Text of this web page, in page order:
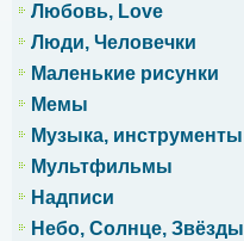
Любовь, Love
Люди, Человечки
Маленькие рисунки
Мемы
Музыка, инструменты
Мультфильмы
Надписи
Небо, Солнце, Звёзды